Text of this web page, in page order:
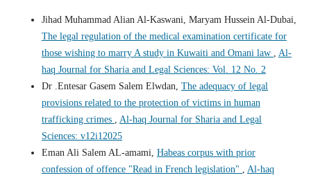
Jihad Muhammad Alian Al-Kaswani, Maryam Hussein Al-Dubai,
The legal regulation of the medical examination certificate for
those wishing to marry A study in Kuwaiti and Omani law , Al-
haq Journal for Sharia and Legal Sciences: Vol. 12 No. 2
Dr .Entesar Gasem Salem Elwdan, The adequacy of legal
provisions related to the protection of victims in human
trafficking crimes , Al-haq Journal for Sharia and Legal
Sciences: v12i12025
Eman Ali Salem AL-amami, Habeas corpus with prior
confession of offence "Read in French legislation" , Al-haq